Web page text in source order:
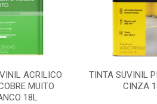
ACRILICO
MUITO
18L
TINTA SUVINIL
CINZA